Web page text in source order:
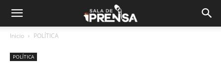
Inicio POLÍTICA
POLÍTICA